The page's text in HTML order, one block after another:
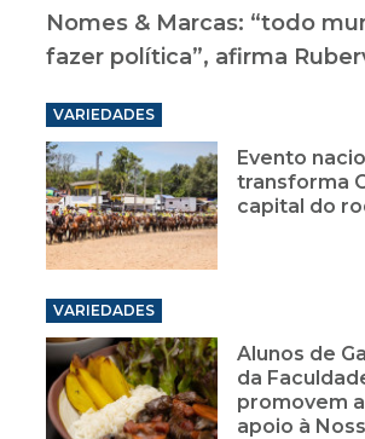
Nomes & Marcas: “todo
fazer política”, afirma
VARIEDADES
Evento
transforma
capital do
VARIEDADES
Alunos de
da
promovem
apoio à